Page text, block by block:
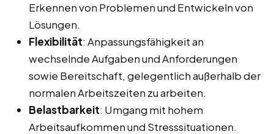
Erkennen von Problemen und Entwickeln von
Lösungen.
Flexibilität: Anpassungsfähigkeit an
wechselnde Aufgaben und Anforderungen
sowie Bereitschaft, gelegentlich außerhalb der
normalen Arbeitszeiten zu arbeiten.
Belastbarkeit: Umgang mit hohem
Arbeitsaufkommen und Stresssituationen.